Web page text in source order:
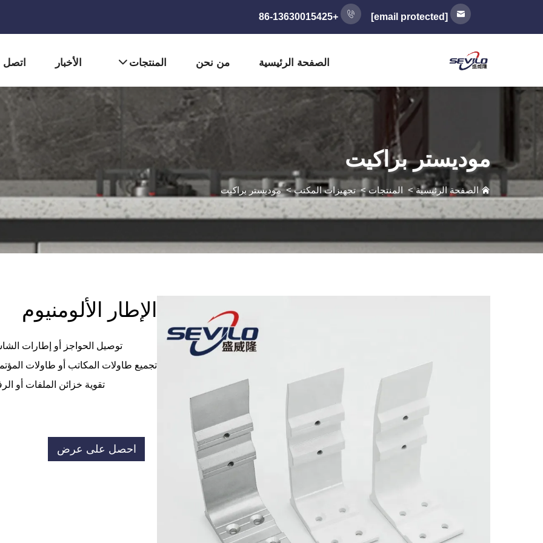
[email protected]
+86-13630015425
الصفحة الرئيسية من نحن المنتجات الأخبار اتصل
موديستر براكيت
الصفحة الرئيسية> المنتجات>تجهيزات المكتب>موديستر براكيت
الإطار الألومنيوم
توصيل الحواجز أو إطارات
تجميع طاولات المكاتب أو طاولات
تقوية خزائن الملفات أو
احصل على عرض